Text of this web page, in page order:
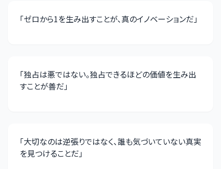
「ゼロから1を生み出すことが、真のイノベーションだ」
「独占は悪ではない。独占できるほどの価値を生み出
すことが善だ」
「大切なのは逆張りではなく、誰も気づいていない真実
を見つけることだ」